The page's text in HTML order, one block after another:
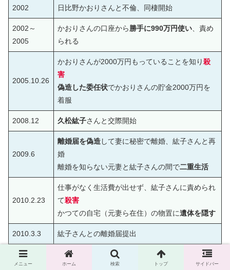
2002 日比野かおりさんと不倫、同棲開始
2002～
2005
かおりさんの口座から勝手に990万円使い 、責め
られる
2005.10.26
かおりさんが2000万円もっていることを知り殺
害
偽造した委任状でかおりさんの貯金2000万円を
着服
2008.12 久松紘子さんと交際開始
2009.6
離婚届を偽造して妻に秘密で離婚、紘子さんと再
婚
離婚を知らない元妻と紘子さんの間で二重生活
2010.2.23
仕事がなく生活費が出せず、紘子さんに責められ
て殺害
かつての自宅（元妻ら在住）の物置に遺体を隠す
2010.3.3 紘子さんとの離婚届提出
2010.3.8 家のローンが払えず競売にかけられる
メニュー ホーム 検索 トップ サイドバー